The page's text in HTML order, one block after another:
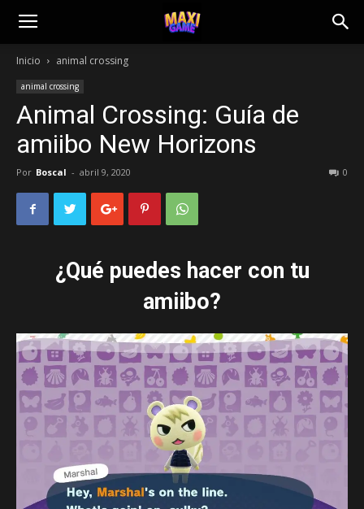
Inicio animal crossing
animal crossing
Animal Crossing: Guía de
amiibo New Horizons
Por Boscal - abril 9, 2020 0
¿Qué puedes hacer con tu
amiibo?